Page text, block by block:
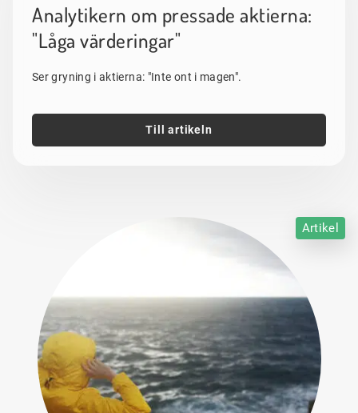
Analytikern om pressade aktierna:
"Låga värderingar"
Ser gryning i aktierna: "Inte ont i magen".
Till artikeln
Artikel